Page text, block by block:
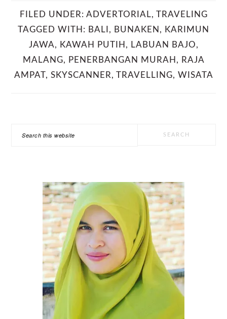
FILED UNDER: ADVERTORIAL, TRAVELING
TAGGED WITH: BALI , BUNAKEN , KARIMUN
JAWA, KAWAH PUTIH , LABUAN BAJO,
MALANG, PENERBANGAN MURAH , RAJA
AMPAT, SKYSCANNER, TRAVELLING, WISATA
Search